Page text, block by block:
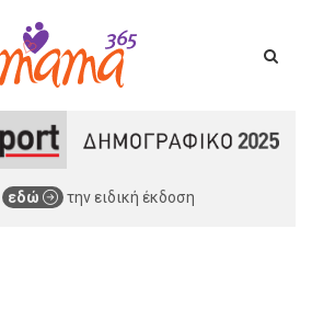
εδώ την ειδική έκδοση